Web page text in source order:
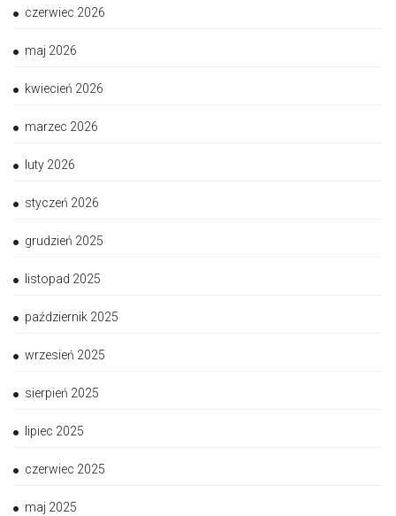
czerwiec 2026
maj 2026
kwiecień 2026
marzec 2026
luty 2026
styczeń 2026
grudzień 2025
listopad 2025
październik 2025
wrzesień 2025
sierpień 2025
lipiec 2025
czerwiec 2025
maj 2025